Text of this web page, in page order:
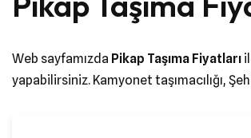
Web sayfamızda Pikap Taşıma Fiyatları
yapabilirsiniz. Kamyonet taşımacılığı,